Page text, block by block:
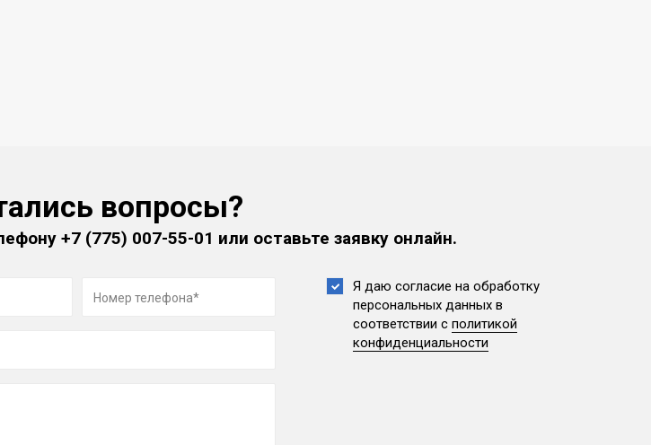
вопросы?
+7 (775) 007-55-01 или оставьте заявку онлайн.
Я даю согласие на обработку
персональных данных в
соответствии с политикой
конфиденциальности